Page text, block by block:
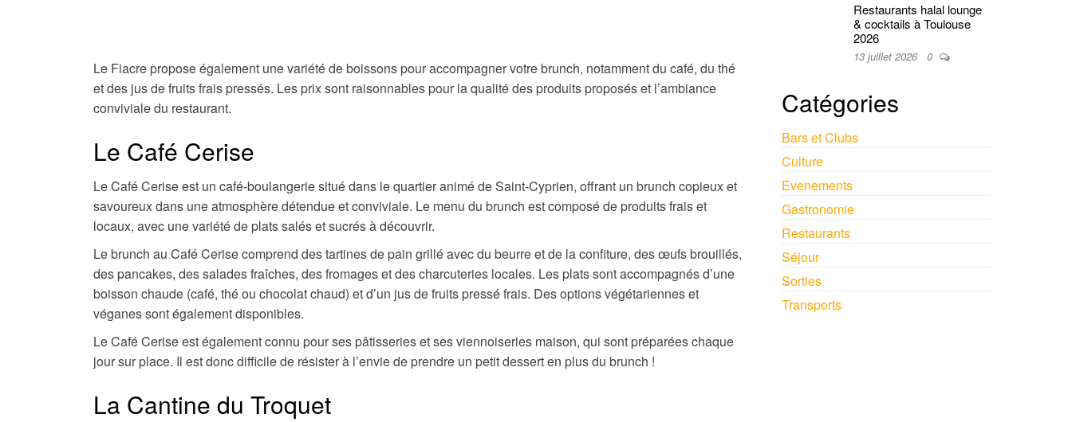
Le Fiacre propose également une variété de boissons pour accompagner votre brunch, notamment du café, du thé
et des jus de fruits frais pressés. Les prix sont raisonnables pour la qualité des produits proposés et l’ambiance
conviviale du restaurant.
Le Café Cerise
Le Café Cerise est un café-boulangerie situé dans le quartier animé de Saint-Cyprien, offrant un brunch copieux et
savoureux dans une atmosphère détendue et conviviale. Le menu du brunch est composé de produits frais et
locaux, avec une variété de plats salés et sucrés à découvrir.
Le brunch au Café Cerise comprend des tartines de pain grillé avec du beurre et de la confiture, des œufs brouillés,
des pancakes, des salades fraîches, des fromages et des charcuteries locales. Les plats sont accompagnés d’une
boisson chaude (café, thé ou chocolat chaud) et d’un jus de fruits pressé frais. Des options végétariennes et
véganes sont également disponibles.
Le Café Cerise est également connu pour ses pâtisseries et ses viennoiseries maison, qui sont préparées chaque
jour sur place. Il est donc difficile de résister à l’envie de prendre un petit dessert en plus du brunch !
La Cantine du Troquet
Restaurants halal lounge
& cocktails à Toulouse
2026
13 juillet 2026 0
Catégories
Bars et Clubs
Culture
Evenements
Gastronomie
Restaurants
Séjour
Sorties
Transports